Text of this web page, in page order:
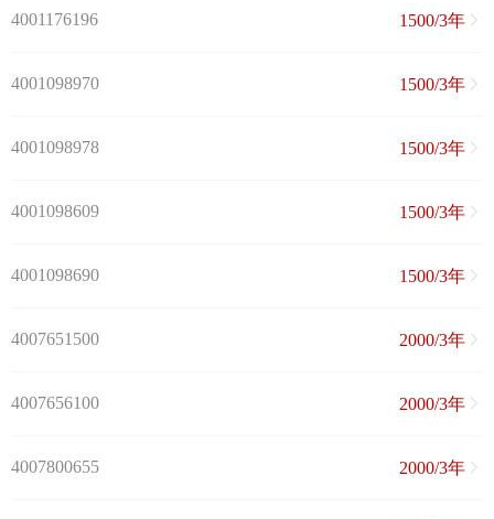
4001176196 1500/3年
4001098970 1500/3年
4001098978 1500/3年
4001098609 1500/3年
4001098690 1500/3年
4007651500 2000/3年
4007656100 2000/3年
4007800655 2000/3年